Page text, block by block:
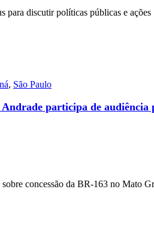
para discutir políticas públicas e ações
, São Paulo
participa de
concessão da BR-163 no Mato